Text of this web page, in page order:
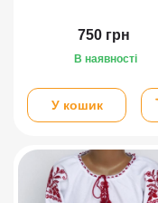
750 грн
В наявності
У кошик